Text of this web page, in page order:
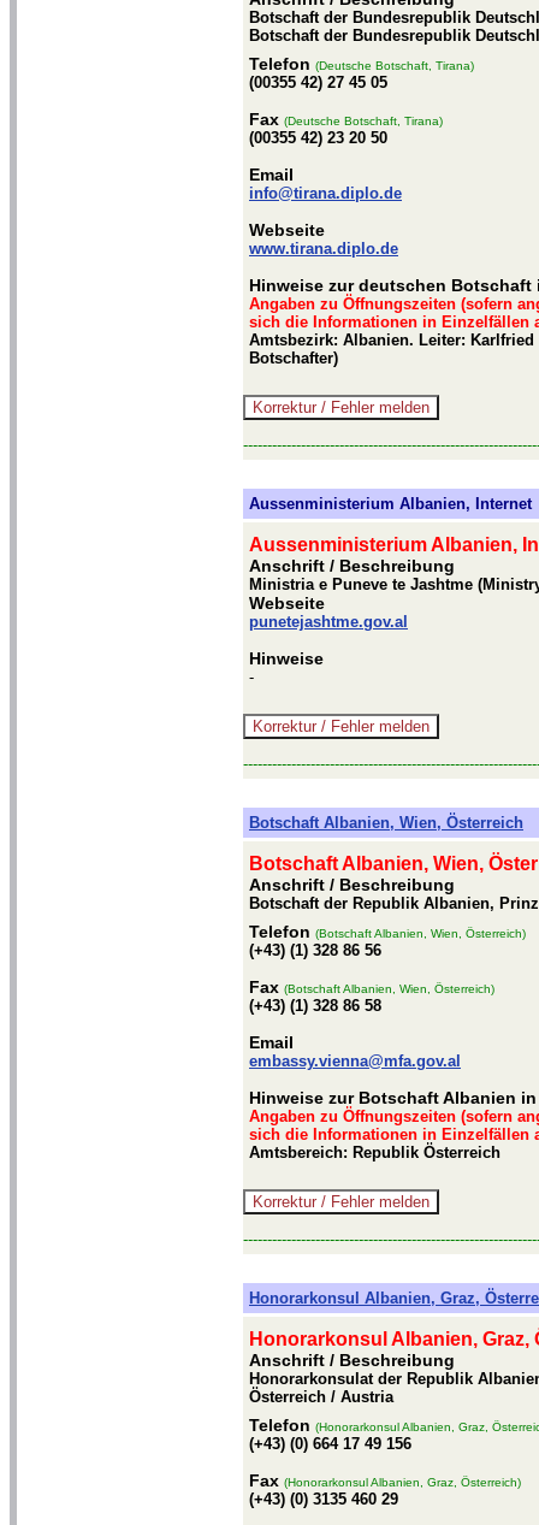
Botschaft der Bundesrepublik
Botschaft der Bundesrepublik
Telefon (Deutsche Botschaft, Tirana)
(00355 42) 27 45 05
Fax (Deutsche Botschaft, Tirana)
(00355 42) 23 20 50
Email
info@tirana.diplo.de
Webseite
www.tirana.diplo.de
Hinweise zur deutschen Botschaft
Angaben zu Öffnungszeiten (sofern
sich die Informationen in Einzelfällen
Amtsbezirk: Albanien. Leiter:
Botschafter)
Aussenministerium Albanien, Internet
Aussenministerium Albanien,
Anschrift / Beschreibung
Ministria e Puneve te Jashtme
Webseite
punetejashtme.gov.al
Hinweise
-
Botschaft Albanien, Wien, Österreich
Botschaft Albanien, Wien,
Anschrift / Beschreibung
Botschaft der Republik Albanien,
Telefon (Botschaft Albanien, Wien, Österreich)
(+43) (1) 328 86 56
Fax (Botschaft Albanien, Wien, Österreich)
(+43) (1) 328 86 58
Email
embassy.vienna@mfa.gov.al
Hinweise zur Botschaft Albanien in
Angaben zu Öffnungszeiten (sofern
sich die Informationen in Einzelfällen
Amtsbereich: Republik Österreich
Honorarkonsul Albanien, Graz,
Honorarkonsul Albanien, Graz,
Anschrift / Beschreibung
Honorarkonsulat der Republik
Österreich / Austria
Telefon (Honorarkonsul Albanien, Graz,
(+43) (0) 664 17 49 156
Fax (Honorarkonsul Albanien, Graz, Österreich)
(+43) (0) 3135 460 29